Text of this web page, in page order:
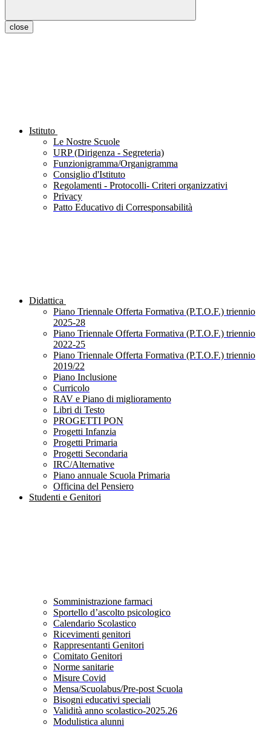
close
Istituto
Le Nostre Scuole
URP (Dirigenza - Segreteria)
Funzionigramma/Organigramma
Consiglio d'Istituto
Regolamenti - Protocolli- Criteri organizzativi
Privacy
Patto Educativo di Corresponsabilità
Didattica
Piano Triennale Offerta Formativa (P.T.O.F.) triennio
2025-28
Piano Triennale Offerta Formativa (P.T.O.F.) triennio
2022-25
Piano Triennale Offerta Formativa (P.T.O.F.) triennio
2019/22
Piano Inclusione
Curricolo
RAV e Piano di miglioramento
Libri di Testo
PROGETTI PON
Progetti Infanzia
Progetti Primaria
Progetti Secondaria
IRC/Alternative
Piano annuale Scuola Primaria
Officina del Pensiero
Studenti e Genitori
Somministrazione farmaci
Sportello d’ascolto psicologico
Calendario Scolastico
Ricevimenti genitori
Rappresentanti Genitori
Comitato Genitori
Norme sanitarie
Misure Covid
Mensa/Scuolabus/Pre-post Scuola
Bisogni educativi speciali
Validità anno scolastico-2025.26
Modulistica alunni